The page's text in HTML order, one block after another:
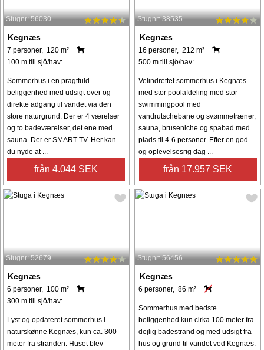
Stugnr: 56030
Kegnæs
7 personer, 120 m²
100 m till sjö/hav:.
Sommerhus i en pragtfuld
beliggenhed med udsigt over og
direkte adgang til vandet via den
store naturgrund. Der er 4 værelser
og to badeværelser, det ene med
sauna. Der er SMART TV. Her kan
du nyde at ...
från 4.044 SEK
Stugnr: 38535
Kegnæs
16 personer, 212 m²
500 m till sjö/hav:.
Velindrettet sommerhus i Kegnæs
med stor poolafdeling med stor
swimmingpool med
vandrutschebane og svømmetræner,
sauna, bruseniche og spabad med
plads til 4-6 personer. Efter en god
og oplevelsesrig dag ...
från 17.957 SEK
Stugnr: 52679
Kegnæs
6 personer, 100 m²
300 m till sjö/hav:.
Lyst og opdateret sommerhus i
naturskønne Kegnæs, kun ca. 300
meter fra stranden. Huset blev
Stugnr: 56456
Kegnæs
6 personer, 86 m²
Sommerhus med bedste
beliggenhed kun cirka 100 meter fra
dejlig badestrand og med udsigt fra
hus og grund til vandet ved Kegnæs.